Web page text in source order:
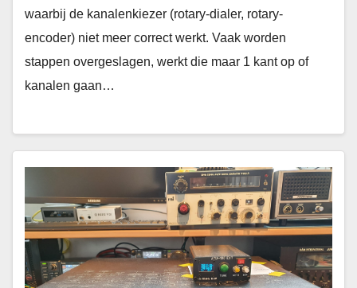
waarbij de kanalenkiezer (rotary-dialer, rotary-
encoder) niet meer correct werkt. Vaak worden
stappen overgeslagen, werkt die maar 1 kant op of
kanalen gaan…